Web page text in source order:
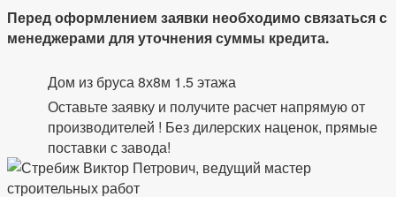
Перед оформлением заявки необходимо связаться с
менеджерами для уточнения суммы кредита.
Дом из бруса 8х8м 1.5 этажа
Оставьте заявку и получите расчет напрямую от
производителей ! Без дилерских наценок, прямые
поставки с завода!